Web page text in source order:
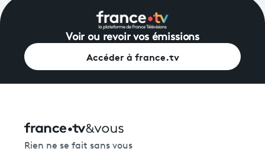
Voir ou revoir vos émissions
Accéder à france.tv
Rien ne se fait sans vous